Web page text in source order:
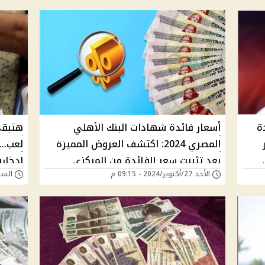
أسعار فائدة شهادات البنك الأهلي
المصري 2024: اكتشف العروض المميزة
بعد تثبيت سعر الفائدة من المركزي
الأحد 27/أكتوبر/2024 - 09:15 م السبت 19/